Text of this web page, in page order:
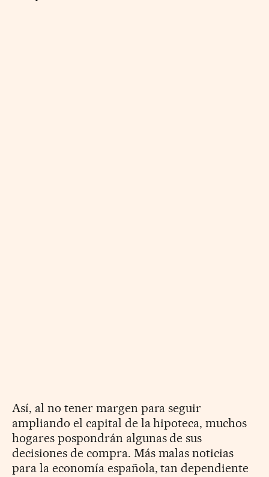
Así, al no tener margen para seguir
ampliando el capital de la hipoteca, muchos
hogares pospondrán algunas de sus
decisiones de compra. Más malas noticias
para la economía española, tan dependiente